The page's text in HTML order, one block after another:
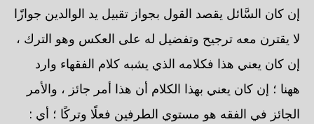
إن كان السَّائل يقصد القول بجواز تقبيل يد الوالدين جوازًا
لا يقترن معه ترجيح وتفضيل له على العكس وهو الترك ،
إن كان يعني هذا فكلامه الذي يشبه كلام الفقهاء وارد
ههنا ؛ إن كان يعني بهذا الكلام أن هذا أمر جائز ، والأمر
الجائز في الفقه هو مستوي الطرفين فعلًا وتركًا ؛ أي :